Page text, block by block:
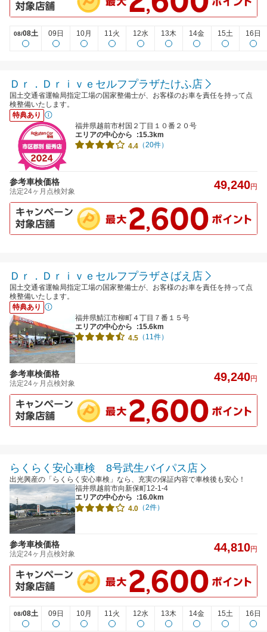
08/08土 09日 10月 11火 12水 13木 14金 15土 16日
Ｄｒ．Ｄｒｉｖｅセルフプラザたけふ店
国土交通省運輸局指定工場の国家整備士が、お客様のお車を責任を持って点
検整備いたします。
特典あり
福井県越前市村国２丁目１０番２０号
エリアの中心から
:15.3km
4.4 （20件）
参考車検価格
法定24ヶ月点検対象 49,240円
Ｄｒ．Ｄｒｉｖｅセルフプラザさばえ店
国土交通省運輸局指定工場の国家整備士が、お客様のお車を責任を持って点
検整備いたします。
特典あり
福井県鯖江市柳町４丁目７番１５号
エリアの中心から
:15.6km
4.5 （11件）
参考車検価格
法定24ヶ月点検対象 49,240円
らくらく安心車検 8号武生バイパス店
出光興産の「らくらく安心車検」なら、充実の保証内容で車検後も安心！
福井県越前市向新保町12-1-4
エリアの中心から
:16.0km
4.0 （2件）
参考車検価格
法定24ヶ月点検対象 44,810円
08/08土 09日 10月 11火 12水 13木 14金 15土 16日